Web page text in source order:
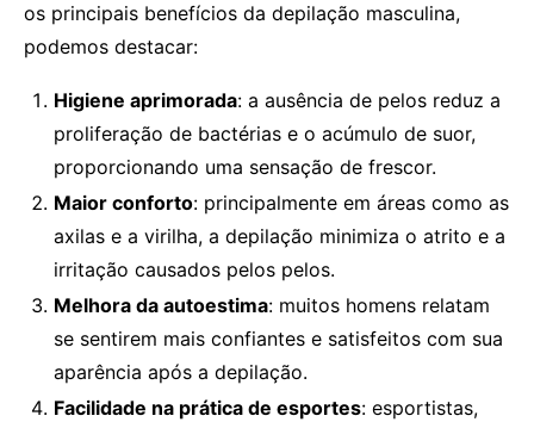
os principais benefícios da depilação masculina,
podemos destacar:
Higiene aprimorada: a ausência de pelos reduz a
proliferação de bactérias e o acúmulo de suor,
proporcionando uma sensação de frescor.
Maior conforto: principalmente em áreas como as
axilas e a virilha, a depilação minimiza o atrito e a
irritação causados pelos pelos.
Melhora da autoestima: muitos homens relatam
se sentirem mais confiantes e satisfeitos com sua
aparência após a depilação.
Facilidade na prática de esportes: esportistas,